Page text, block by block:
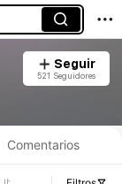
Seguir
521 Seguidores
Comentarios